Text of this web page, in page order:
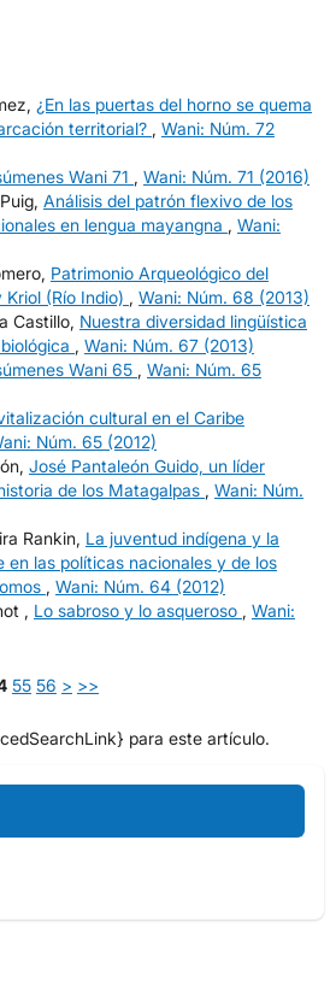
¿En las puertas del horno se quema
territorial? , Wani: Núm. 72
Wani 71 , Wani: Núm. 71 (2016)
Análisis del patrón flexivo de los
en lengua mayangna , Wani:
Patrimonio Arqueológico del
(Río Indio) , Wani: Núm. 68 (2013)
Castillo, Nuestra diversidad lingüística
, Wani: Núm. 67 (2013)
Wani 65 , Wani: Núm. 65
cultural en el Caribe
Núm. 65 (2012)
José Pantaleón Guido, un líder
de los Matagalpas , Wani: Núm.
Rankin, La juventud indígena y la
en las políticas nacionales y de los
, Wani: Núm. 64 (2012)
, Lo sabroso y lo asqueroso , Wani:
55 56 > >>
para este artículo.